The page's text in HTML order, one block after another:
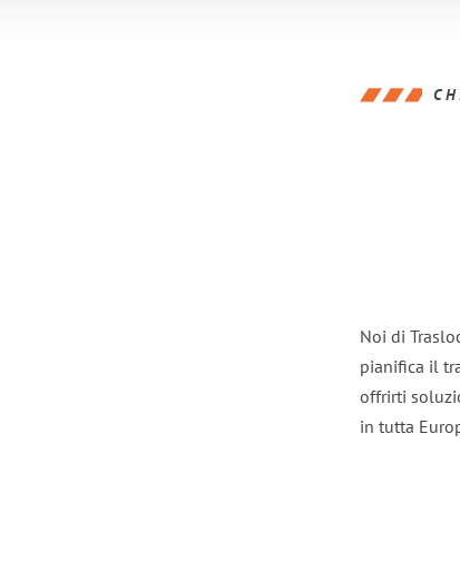
Noi di
pianifica il
offrirti
in tutta